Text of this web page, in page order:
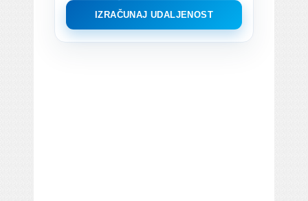
IZRAČUNAJ UDALJENOST